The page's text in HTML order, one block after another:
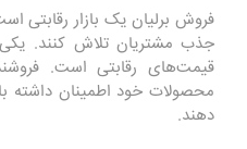
فروش برلیان یک بازار رقابتی
جذب مشتریان تلاش کنند.
قیمت‌های رقابتی است.
محصولات خود اطمینان داشته
دهند.